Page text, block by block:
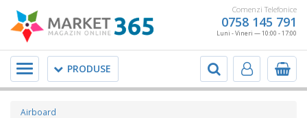
Comenzi Telefonice
0758 145 791
Luni - Vineri — 10:00 - 17:00
PRODUSE
Meniu
Airboard